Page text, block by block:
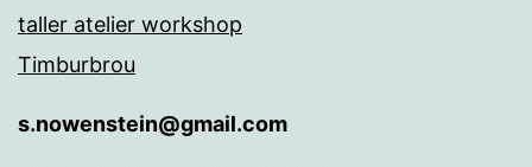
taller atelier workshop
Timburbrou
s.nowenstein@gmail.com